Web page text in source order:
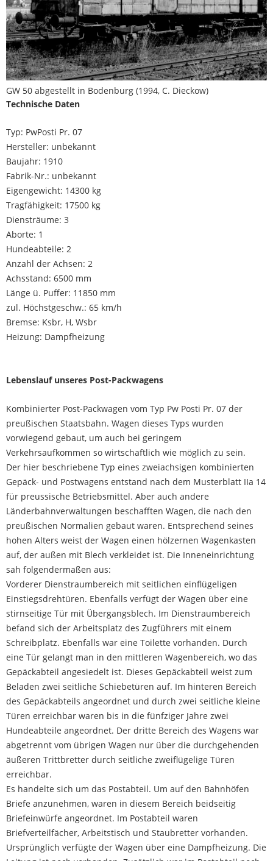
GW 50 abgestellt in Bodenburg (1994, C. Dieckow)
Technische Daten
Typ: PwPosti Pr. 07
Hersteller: unbekannt
Baujahr: 1910
Fabrik-Nr.: unbekannt
Eigengewicht: 14300 kg
Tragfähigkeit: 17500 kg
Diensträume: 3
Aborte: 1
Hundeabteile: 2
Anzahl der Achsen: 2
Achsstand: 6500 mm
Länge ü. Puffer: 11850 mm
zul. Höchstgeschw.: 65 km/h
Bremse: Ksbr, H, Wsbr
Heizung: Dampfheizung
Lebenslauf unseres Post-Packwagens
Kombinierter Post-Packwagen vom Typ Pw Posti Pr. 07 der
preußischen Staatsbahn. Wagen dieses Typs wurden
vorwiegend gebaut, um auch bei geringem
Verkehrsaufkommen so wirtschaftlich wie möglich zu sein.
Der hier beschriebene Typ eines zweiachsigen kombinierten
Gepäck- und Postwagens entstand nach dem Musterblatt IIa 14
für preussische Betriebsmittel. Aber auch andere
Länderbahnverwaltungen beschafften Wagen, die nach den
preußischen Normalien gebaut waren. Entsprechend seines
hohen Alters weist der Wagen einen hölzernen Wagenkasten
auf, der außen mit Blech verkleidet ist. Die Inneneinrichtung
sah folgendermaßen aus:
Vorderer Dienstraumbereich mit seitlichen einflügeligen
Einstiegsdrehtüren. Ebenfalls verfügt der Wagen über eine
stirnseitige Tür mit Übergangsblech. Im Dienstraumbereich
befand sich der Arbeitsplatz des Zugführers mit einem
Schreibplatz. Ebenfalls war eine Toilette vorhanden. Durch
eine Tür gelangt man in den mittleren Wagenbereich, wo das
Gepäckabteil angesiedelt ist. Dieses Gepäckabteil weist zum
Beladen zwei seitliche Schiebetüren auf. Im hinteren Bereich
des Gepäckabteils angeordnet und durch zwei seitliche kleine
Türen erreichbar waren bis in die fünfziger Jahre zwei
Hundeabteile angeordnet. Der dritte Bereich des Wagens war
abgetrennt vom übrigen Wagen nur über die durchgehenden
äußeren Trittbretter durch seitliche zweiflügelige Türen
erreichbar.
Es handelte sich um das Postabteil. Um auf den Bahnhöfen
Briefe anzunehmen, waren in diesem Bereich beidseitig
Briefeinwürfe angeordnet. Im Postabteil waren
Briefverteilfächer, Arbeitstisch und Staubretter vorhanden.
Ursprünglich verfügte der Wagen über eine Dampfheizung. Die